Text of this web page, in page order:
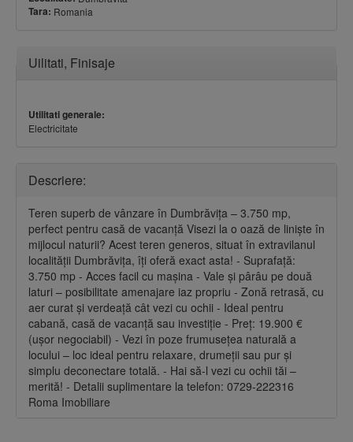
Tara: Romania
Ascundere
Uilitati, Finisaje
Utilitati generale:
Electricitate
Descriere:
Teren superb de vânzare în Dumbrăvița – 3.750 mp,
perfect pentru casă de vacanță Visezi la o oază de liniște în
mijlocul naturii? Acest teren generos, situat în extravilanul
localității Dumbrăvița, îți oferă exact asta! - Suprafață:
3.750 mp - Acces facil cu mașina - Vale și pârâu pe două
laturi – posibilitate amenajare iaz propriu - Zonă retrasă, cu
aer curat și verdeață cât vezi cu ochii - Ideal pentru
cabană, casă de vacanță sau investiție - Preț: 19.900 €
(ușor negociabil) - Vezi în poze frumusețea naturală a
locului – loc ideal pentru relaxare, drumeții sau pur și
simplu deconectare totală. - Hai să-l vezi cu ochii tăi –
merită! - Detalii suplimentare la telefon: 0729-222316
Roma Imobiliare